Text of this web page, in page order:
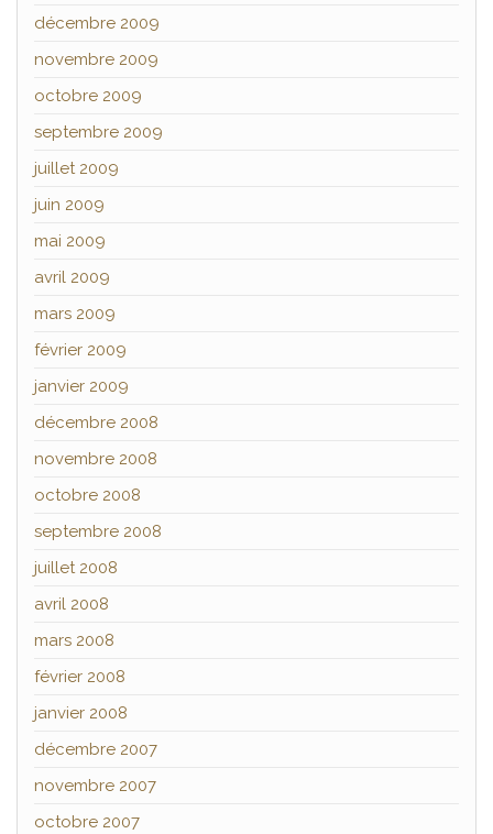
décembre 2009
novembre 2009
octobre 2009
septembre 2009
juillet 2009
juin 2009
mai 2009
avril 2009
mars 2009
février 2009
janvier 2009
décembre 2008
novembre 2008
octobre 2008
septembre 2008
juillet 2008
avril 2008
mars 2008
février 2008
janvier 2008
décembre 2007
novembre 2007
octobre 2007